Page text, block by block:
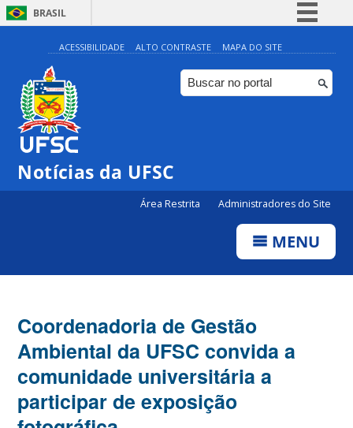
BRASIL
Simplifique!
Comunica BR
Participe
ACESSIBILIDADE ALTO CONTRASTE MAPA DO SITE
Notícias da UFSC
Área Restrita Administradores do Site
MENU
Coordenadoria de Gestão
Ambiental da UFSC convida a
comunidade universitária a
participar de exposição